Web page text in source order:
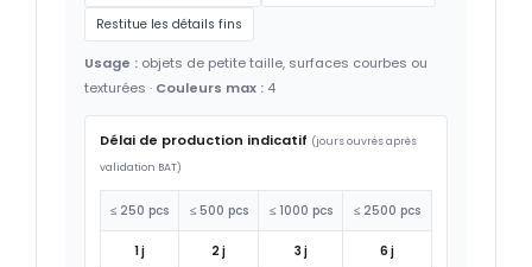
Restitue les détails fins
Usage : objets de petite taille, surfaces courbes ou
texturées · Couleurs max : 4
Délai de production indicatif (jours ouvrés après
validation BAT)
≤ 250 pcs ≤ 500 pcs ≤ 1000 pcs ≤ 2500 pcs
1 j 2 j 3 j 6 j